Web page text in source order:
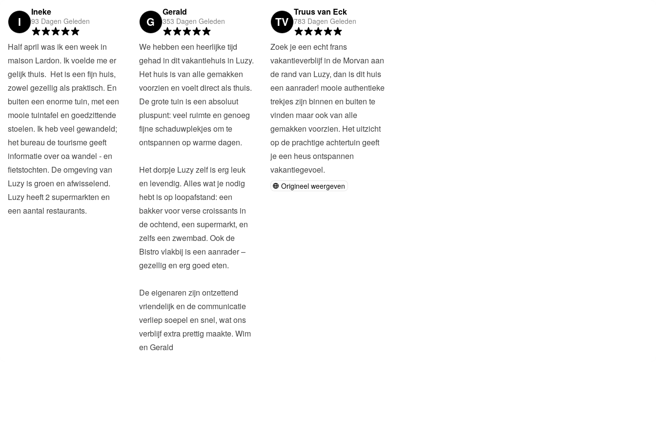
I
Ineke
93 Dagen Geleden
Half april was ik een week in
maison Lardon. Ik voelde me er
gelijk thuis.  Het is een fijn huis,
zowel gezellig als praktisch. En
buiten een enorme tuin, met een
mooie tuintafel en goedzittende
stoelen. Ik heb veel gewandeld;
het bureau de tourisme geeft
informatie over oa wandel - en
fietstochten. De omgeving van
Luzy is groen en afwisselend.
Luzy heeft 2 supermarkten en
een aantal restaurants.
G
Gerald
353 Dagen Geleden
We hebben een heerlijke tijd
gehad in dit vakantiehuis in Luzy.
Het huis is van alle gemakken
voorzien en voelt direct als thuis.
De grote tuin is een absoluut
pluspunt: veel ruimte en genoeg
fijne schaduwplekjes om te
ontspannen op warme dagen.
Het dorpje Luzy zelf is erg leuk
en levendig. Alles wat je nodig
hebt is op loopafstand: een
bakker voor verse croissants in
de ochtend, een supermarkt, en
zelfs een zwembad. Ook de
Bistro vlakbij is een aanrader –
gezellig en erg goed eten.
De eigenaren zijn ontzettend
vriendelijk en de communicatie
verliep soepel en snel, wat ons
verblijf extra prettig maakte. Wim
en Gerald
TV
Truus van Eck
783 Dagen Geleden
Zoek je een echt frans
vakantieverblijf in de Morvan aan
de rand van Luzy, dan is dit huis
een aanrader! mooie authentieke
trekjes zijn binnen en buiten te
vinden maar ook van alle
gemakken voorzien. Het uitzicht
op de prachtige achtertuin geeft
je een heus ontspannen
vakantiegevoel.
Origineel weergeven